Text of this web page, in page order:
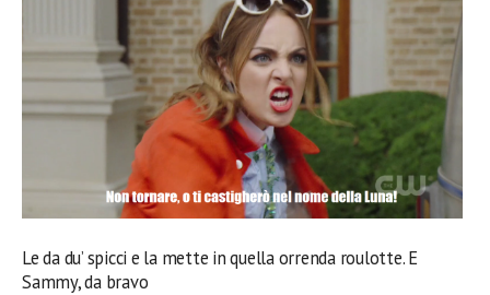
Le da du’ spicci e la mette in quella orrenda roulotte. E
Sammy, da bravo